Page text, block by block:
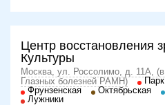
Центр восстановления
Культуры
Москва, ул. Россолимо, д. 11А,
Глазных болезней РАМН)
Фрунзенская
Октябрьская
Лужники